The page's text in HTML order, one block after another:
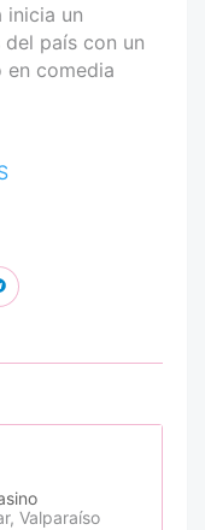
inicia un
país con un
comedia
Valparaíso